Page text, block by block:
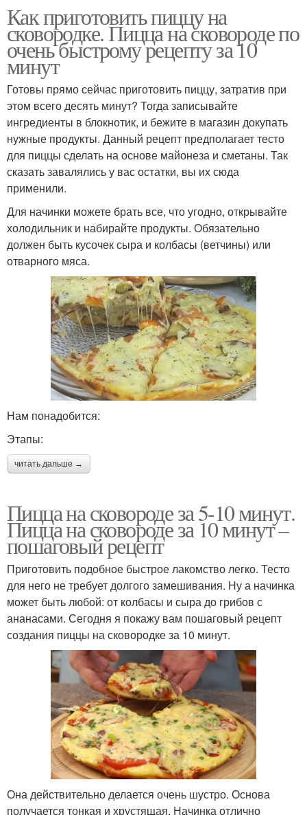
Как приготовить пиццу на
сковородке. Пицца на сковороде по
очень быстрому рецепту за 10
минут
Готовы прямо сейчас приготовить пиццу, затратив при
этом всего десять минут? Тогда записывайте
ингредиенты в блокнотик, и бежите в магазин докупать
нужные продукты. Данный рецепт предполагает тесто
для пиццы сделать на основе майонеза и сметаны. Так
сказать завалялись у вас остатки, вы их сюда
применили.
Для начинки можете брать все, что угодно, открывайте
холодильник и набирайте продукты. Обязательно
должен быть кусочек сыра и колбасы (ветчины) или
отварного мяса.
Нам понадобится:
Этапы:
читать дальше →
Пицца на сковороде за 5-10 минут.
Пицца на сковороде за 10 минут –
пошаговый рецепт
Приготовить подобное быстрое лакомство легко. Тесто
для него не требует долгого замешивания. Ну а начинка
может быть любой: от колбасы и сыра до грибов с
ананасами. Сегодня я покажу вам пошаговый рецепт
создания пиццы на сковородке за 10 минут.
Она действительно делается очень шустро. Основа
получается тонкая и хрустящая. Начинка отлично